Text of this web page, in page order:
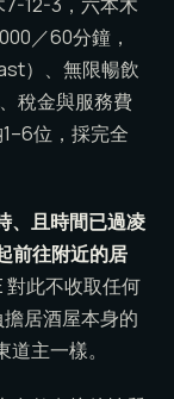
12-3，六本木
／60分鐘，
）、無限暢飲
稅金與服務費
位，採完全
、且時間已過凌
前往附近的居
對此不收取任何
居酒屋本身的
主一樣。